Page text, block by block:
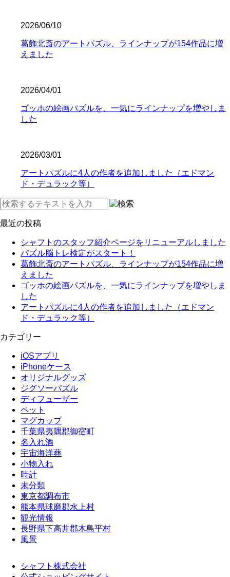
2026/06/10
葛飾北斎のアートパズル、ラインナップが154作品に増
えました
2026/04/01
ゴッホの絵画パズルを、一気にラインナップを増やしま
した
2026/03/01
アートパズルに4人の作者を追加しました（エドマン
ド・デュラック等）
最近の投稿
シャフトのスタッフ紹介ページをリニューアルしました
パズル脳トレ検定がスタート！
葛飾北斎のアートパズル、ラインナップが154作品に増
えました
ゴッホの絵画パズルを、一気にラインナップを増やしま
した
アートパズルに4人の作者を追加しました（エドマン
ド・デュラック等）
カテゴリー
iOSアプリ
iPhoneケース
オリジナルグッズ
ジグソーパズル
ディフューザー
ペット
マグカップ
千葉県夷隅郡御宿町
名入れ酒
宇宙海洋葬
小物入れ
時計
未分類
東京都調布市
熊本県球磨郡水上村
観光情報
長野県下高井郡木島平村
風景
シャフト株式会社